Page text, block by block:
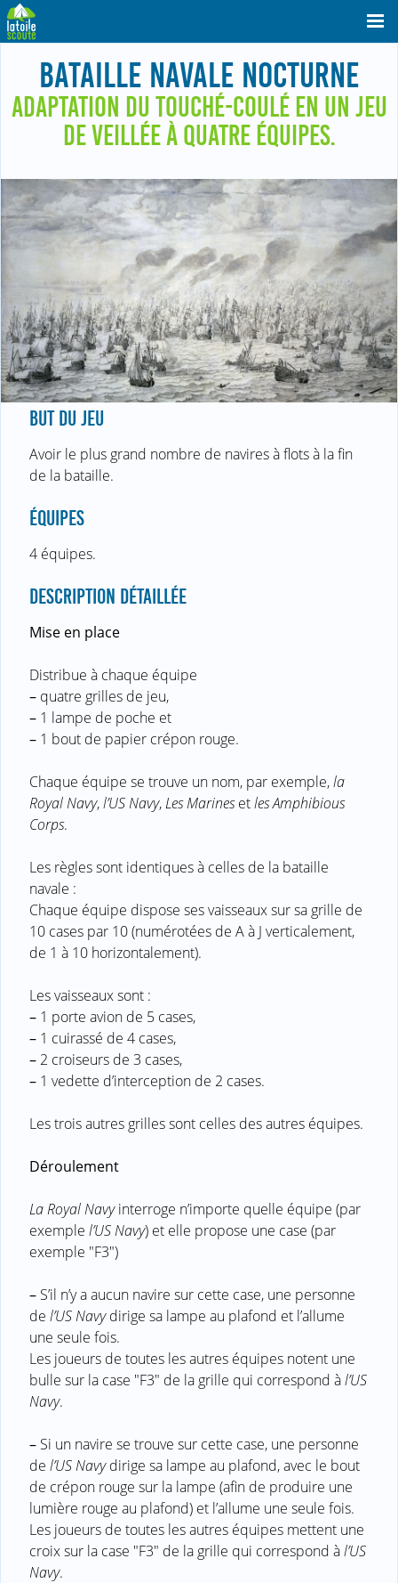
BATAILLE NAVALE NOCTURNE
ADAPTATION DU TOUCHÉ-COULÉ EN UN JEU
DE VEILLÉE À QUATRE ÉQUIPES.
BUT DU JEU
Avoir le plus grand nombre de navires à flots à la fin
de la bataille.
ÉQUIPES
4 équipes.
DESCRIPTION DÉTAILLÉE
Mise en place
Distribue à chaque équipe
– quatre grilles de jeu,
– 1 lampe de poche et
– 1 bout de papier crépon rouge.
Chaque équipe se trouve un nom, par exemple,la
Royal Navy,l’US Navy,Les Marinesetles Amphibious
Corps.
Les règles sont identiques à celles de la bataille
navale :
Chaque équipe dispose ses vaisseaux sur sa grille de
10 cases par 10 (numérotées de A à J verticalement,
de 1 à 10 horizontalement).
Les vaisseaux sont :
– 1 porte avion de 5 cases,
– 1 cuirassé de 4 cases,
– 2 croiseurs de 3 cases,
– 1 vedette d’interception de 2 cases.
Les trois autres grilles sont celles des autres équipes.
Déroulement
La Royal Navyinterroge n’importe quelle équipe (par
exemple l’US Navy) et elle propose une case (par
exemple "F3")
– S’il n’y a aucun navire sur cette case, une personne
de l’US Navydirige sa lampe au plafond et l’allume
une seule fois.
Les joueurs de toutes les autres équipes notent une
bulle sur la case "F3" de la grille qui correspond àl’US
Navy.
– Si un navire se trouve sur cette case, une personne
de l’US Navydirige sa lampe au plafond, avec le bout
de crépon rouge sur la lampe (afin de produire une
lumière rouge au plafond) et l’allume une seule fois.
Les joueurs de toutes les autres équipes mettent une
croix sur la case "F3" de la grille qui correspond àl’US
Navy.